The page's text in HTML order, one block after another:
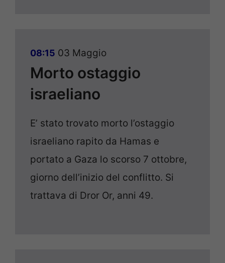
08:15 03 Maggio
Morto ostaggio
israeliano
E’ stato trovato morto l’ostaggio
israeliano rapito da Hamas e
portato a Gaza lo scorso 7 ottobre,
giorno dell’inizio del conflitto. Si
trattava di Dror Or, anni 49.